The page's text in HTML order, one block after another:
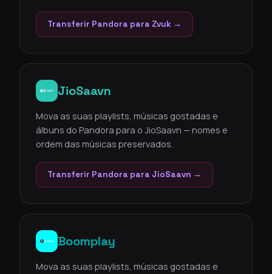
Transferir Pandora para Zvuk →
JioSaavn
Mova as suas playlists, músicas gostadas e
álbuns do Pandora para o JioSaavn — nomes e
ordem das músicas preservados.
Transferir Pandora para JioSaavn →
Boomplay
Mova as suas playlists, músicas gostadas e